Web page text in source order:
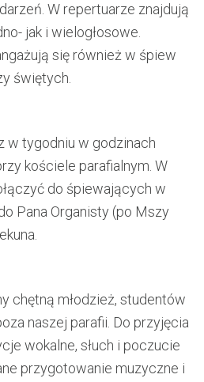
W repertuarze znajdują
jak i wielogłosowe.
się również w śpiew
świętych.
w tygodniu w godzinach
kościele parafialnym. W
do śpiewających w
Pana Organisty (po Mszy
chętną młodzież, studentów
naszej parafii. Do przyjęcia
wokalne, słuch i poczucie
przygotowanie muzyczne i